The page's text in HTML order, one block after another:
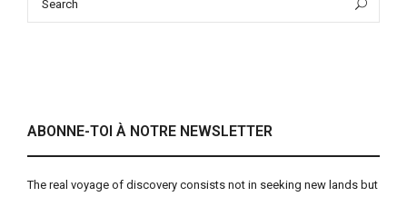
ABONNE-TOI À NOTRE NEWSLETTER
The real voyage of discovery consists not in seeking new lands but